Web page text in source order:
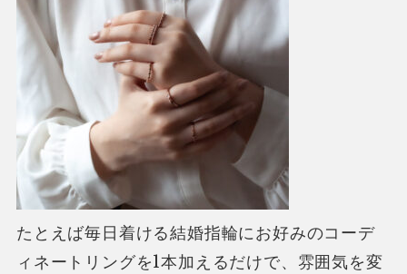
たとえば毎日着ける結婚指輪にお好みのコーデ
ィネートリングを1本加えるだけで、 雰囲気を変